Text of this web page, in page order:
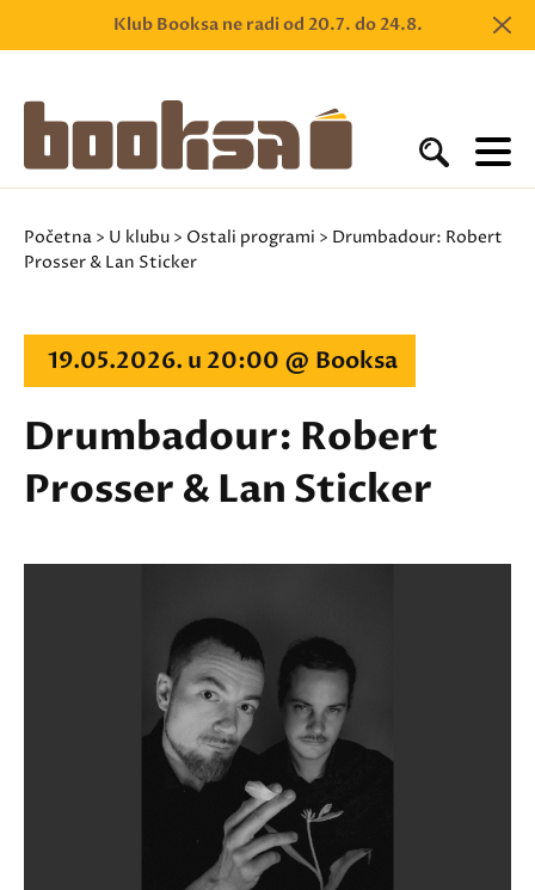
Klub Booksa ne radi od 20.7. do 24.8.
Početna > U klubu > Ostali programi > Drumbadour: Robert
Prosser & Lan Sticker
19.05.2026. u 20:00 @ Booksa
Drumbadour: Robert
Prosser & Lan Sticker